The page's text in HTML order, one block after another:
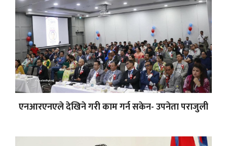
एनआरएनएले देखिने गरी काम गर्न सकेन- उपनेता पराजुली